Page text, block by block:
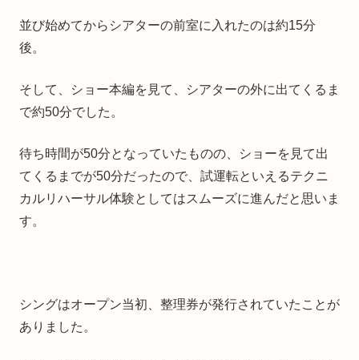
並び始めてからシアターの前室に入れたのは約15分
後。
そして、ショー本編を見て、シアターの外に出てくるま
で約50分でした。
待ち時間が50分となっていたものの、ショーを見て出
てくるまでが50分だったので、試運転といえるテクニ
カルリハーサル体験としてはスムーズに進んだと思いま
す。
シングはオープン当初、整理券が発行されていたことが
ありました。